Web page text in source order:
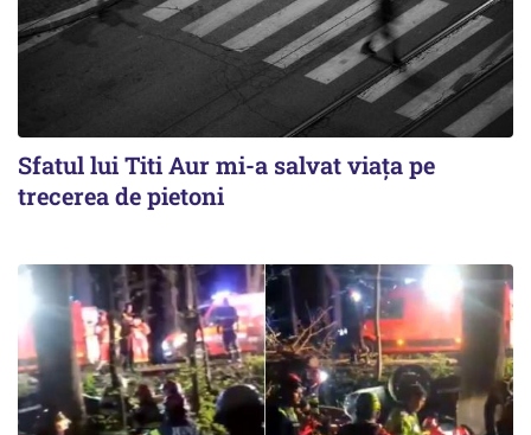
Sfatul lui Titi Aur mi-a salvat viaţa pe
trecerea de pietoni